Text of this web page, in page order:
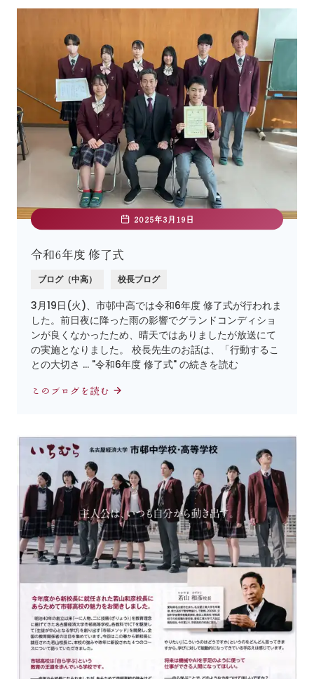
2025年3月19日
令和6年度 修了式
ブログ（中高） 校長ブログ
3月19日(火)、市邨中高では令和6年度 修了式が行われま
した。前日夜に降った雨の影響でグランドコンディショ
ンが良くなかったため、晴天ではありましたが放送にて
の実施となりました。 校長先生のお話は、「行動するこ
との大切さ … "令和6年度 修了式" の続きを読む
このブログを読む